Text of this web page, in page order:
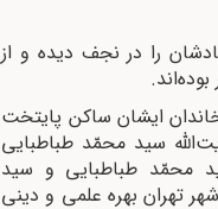
را در نجف دیده و از
ایشان ساکن پایتخت
سید محمّد طباطبایى
محمّد طباطبایى و سید
تهران بهره علمى و دینى